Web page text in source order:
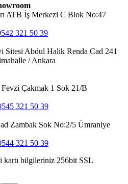
ATB İş Merkezi C Blok No:47
321 50 39
Sitesi Abdul Halik Renda Cad 241
/ Ankara
Çakmak 1 Sok 21/B
321 50 39
Zambak Sok No:2/5 Ümraniye
321 50 39
kartı bilgileriniz 256bit SSL